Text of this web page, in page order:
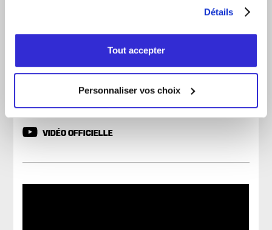
Détails
Tout accepter
Personnaliser vos choix
performance se rencontrent pour créer une
expérience aussi festive qu’impressionnante.
Préparez-vous à chanter, danser et replonger
dans l’univers unique d’une artiste qui a marqué
toute une génération.
INSTAGRAM
VIDÉO OFFICIELLE